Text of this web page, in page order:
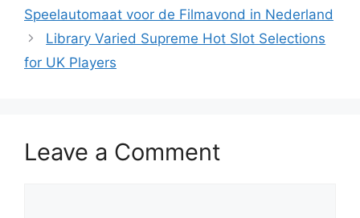
Speelautomaat voor de Filmavond in Nederland
Library Varied Supreme Hot Slot Selections
for UK Players
Leave a Comment